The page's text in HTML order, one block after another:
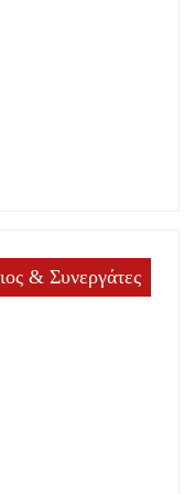
& Συνεργάτες